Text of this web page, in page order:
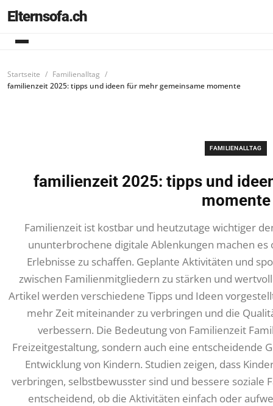
Elternsofa.ch
Startseite
Familienalltag
familienzeit 2025: tipps und ideen für mehr gemeinsame momente
FAMILIENALLTAG
familienzeit 2025: tipps und
momente
Familienzeit ist kostbar und heutzutage wichtiger
ununterbrochene digitale Ablenkungen machen
Erlebnisse zu schaffen. Geplante Aktivitäten und
zwischen Familienmitgliedern zu stärken und
Artikel werden verschiedene Tipps und Ideen
mehr Zeit miteinander zu verbringen und die
verbessern. Die Bedeutung von Familienzeit
Freizeitgestaltung, sondern auch eine entscheidende
Entwicklung von Kindern. Studien zeigen, dass
verbringen, selbstbewusster sind und bessere soziale
entscheidend, ob die Aktivitäten einfach oder